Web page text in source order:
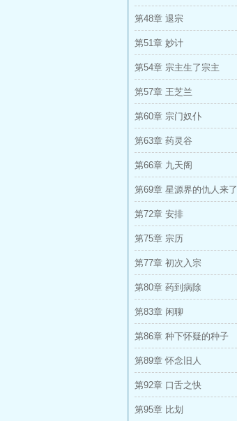
第48章 退宗
第51章 妙计
第54章 宗主生了宗主
第57章 王芝兰
第60章 宗门奴仆
第63章 药灵谷
第66章 九天阁
第69章 星源界的仇人来了
第72章 安排
第75章 宗历
第77章 初次入宗
第80章 药到病除
第83章 闲聊
第86章 种下怀疑的种子
第89章 怀念旧人
第92章 口舌之快
第95章 比划